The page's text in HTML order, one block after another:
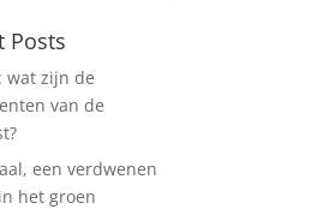
Posts
wat zijn de
van de
een verdwenen
het groen